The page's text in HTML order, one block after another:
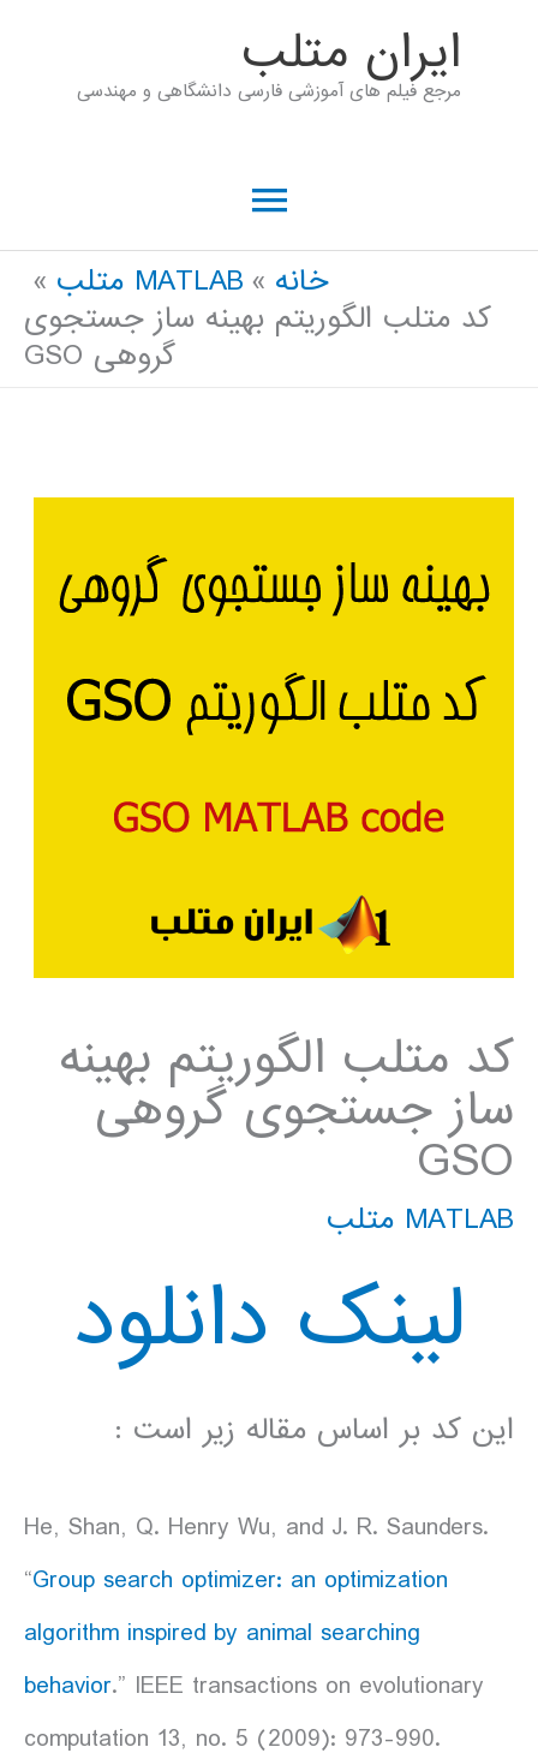
ايران متلب
مرجع فیلم های آموزشی فارسی دانشگاهی و مهندسی
فهرست
اصلیخانه
MATLAB متلب
کد متلب الگوریتم بهینه ساز جستجوی
گروهی GSO
کد متلب الگوریتم بهینه
ساز جستجوی گروهی
GSO
MATLAB متلب
لینک دانلود
این کد بر اساس مقاله زیر است :
He, Shan, Q. Henry Wu, and J. R. Saunders.
“Group search optimizer: an optimization
algorithm inspired by animal searching
behavior.” IEEE transactions on evolutionary
computation 13, no. 5 (2009): 973-990.